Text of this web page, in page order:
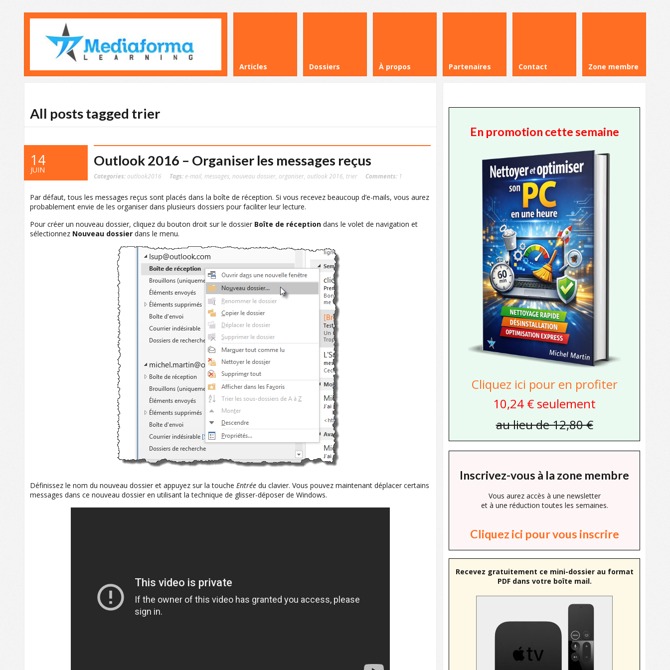
Articles Dossiers À propos Partenaires Contact Zone membre
All posts tagged trier
14
JUIN
Outlook 2016 – Organiser les messages reçus
Categories: outlook2016 Tags: e-mail messages nouveau dossier organiser outlook 2016 trier Comments: 1
Par défaut, tous les messages reçus sont placés dans la boîte de réception. Si vous recevez beaucoup d’e-mails, vous aurez
probablement envie de les organiser dans plusieurs dossiers pour faciliter leur lecture.
Pour créer un nouveau dossier, cliquez du bouton droit sur le dossier Boîte de réception dans le volet de navigation et
sélectionnez Nouveau dossier dans le menu.
Définissez le nom du nouveau dossier et appuyez sur la touche Entrée du clavier. Vous pouvez maintenant déplacer certains
messages dans ce nouveau dossier en utilisant la technique de glisser-déposer de Windows.
En promotion cette semaine
Cliquez ici pour en profiter
10,24 € seulement
au lieu de 12,80 €
Inscrivez-vous à la zone membre
Vous aurez accès à une newsletter
et à une réduction toutes les semaines.
Cliquez ici pour vous inscrire
Recevez gratuitement ce mini-dossier au format
PDF dans votre boîte mail.